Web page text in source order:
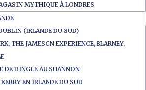
MYTHIQUE À LONDRES
(IRLANDE DU SUD)
THE JAMESON EXPERIENCE, BLARNEY,
DE DINGLE AU SHANNON
EN IRLANDE DU SUD